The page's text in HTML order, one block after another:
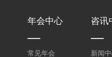
年会中心
常见年会
咨讯
新闻